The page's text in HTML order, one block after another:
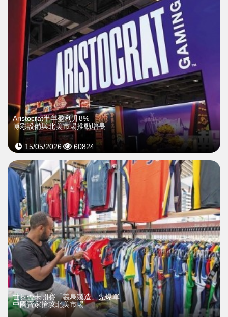
Aristocrat半年盈利升8%
博彩設備與北美市場推動增長
15/05/2026 60824
世界盃未開賽「義烏製造」先爆單
中國賣家搶攻北美市場